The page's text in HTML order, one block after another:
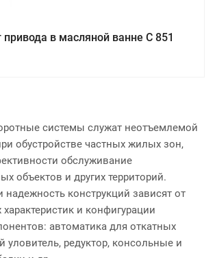
в масляной ванне C 851
системы служат неотъемлемой
обустройстве частных жилых зон,
обслуживание
объектов и других территорий.
надежность конструкций зависят от
характеристик и конфигурации
автоматика для откатных
уловитель, редуктор, консольные и